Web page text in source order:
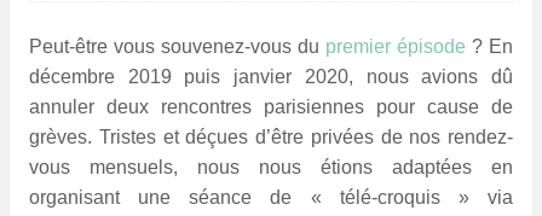
Peut-être vous souvenez-vous du premier épisode ? En
décembre 2019 puis janvier 2020, nous avions dû
annuler deux rencontres parisiennes pour cause de
grèves. Tristes et déçues d’être privées de nos rendez-
vous mensuels, nous nous étions adaptées en
organisant une séance de « télé-croquis » via